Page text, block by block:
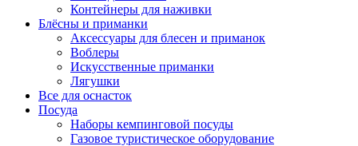
Контейнеры для наживки
Блёсны и приманки
Аксессуары для блесен и приманок
Воблеры
Искусственные приманки
Лягушки
Все для оснасток
Посуда
Наборы кемпинговой посуды
Газовое туристическое оборудование